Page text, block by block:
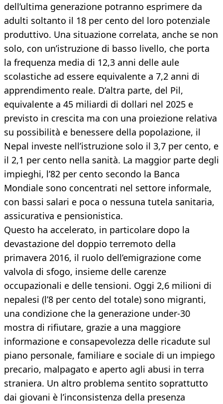
dell’ultima generazione potranno esprimere da
adulti soltanto il 18 per cento del loro potenziale
produttivo. Una situazione correlata, anche se non
solo, con un’istruzione di basso livello, che porta
la frequenza media di 12,3 anni delle aule
scolastiche ad essere equivalente a 7,2 anni di
apprendimento reale. D’altra parte, del Pil,
equivalente a 45 miliardi di dollari nel 2025 e
previsto in crescita ma con una proiezione relativa
su possibilità e benessere della popolazione, il
Nepal investe nell’istruzione solo il 3,7 per cento, e
il 2,1 per cento nella sanità. La maggior parte degli
impieghi, l’82 per cento secondo la Banca
Mondiale sono concentrati nel settore informale,
con bassi salari e poca o nessuna tutela sanitaria,
assicurativa e pensionistica.
Questo ha accelerato, in particolare dopo la
devastazione del doppio terremoto della
primavera 2016, il ruolo dell’emigrazione come
valvola di sfogo, insieme delle carenze
occupazionali e delle tensioni. Oggi 2,6 milioni di
nepalesi (l’8 per cento del totale) sono migranti,
una condizione che la generazione under-30
mostra di rifiutare, grazie a una maggiore
informazione e consapevolezza delle ricadute sul
piano personale, familiare e sociale di un impiego
precario, malpagato e aperto agli abusi in terra
straniera. Un altro problema sentito soprattutto
dai giovani è l’inconsistenza della presenza